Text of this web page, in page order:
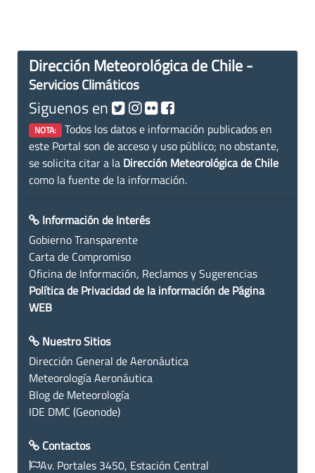
Dirección Meteorológica de Chile -
Servicios Climáticos
Siguenos en
NOTA: Todos los datos e información publicados en
este Portal son de acceso y uso público; no obstante,
se solicita citar a la Dirección Meteorológica de Chile
como la fuente de la información.
Información de Interés
Gobierno Transparente
Carta de Compromiso
Oficina de Información, Reclamos y Sugerencias
Política de Privacidad de la información de Página
WEB
Nuestro Sitios
Dirección General de Aeronáutica
Meteorología Aeronáutica
Blog de Meteorología
IDE DMC (Geonode)
Contactos
Av. Portales 3450, Estación Central